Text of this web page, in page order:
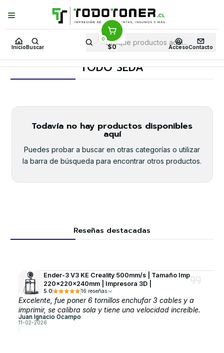
Inicio Buscar
0
$0 AccesoContacto
Puedes Elegir: Comprar enTienda· Despachoa Todo Chile · Retiro en
Tienda en24 Horas
Inicio Todo 3D FILAMENTOS PACK DE FILAMENTOS
TODO SEDA
TODO SEDA
Todavía no hay productos disponibles
aquí
Puedes probar a buscar en otras categorías o utilizar
la barra de búsqueda para encontrar otros productos.
Reseñas destacadas
Ender-3 V3 KE Creality 500mm/s | Tamaño Imp
220x220x240mm | Impresora 3D |
5.0 16 reseñas
Excelente, fue poner 6 tornillos enchufar 3 cables y a
imprimir, se calibra sola y tiene una velocidad increíble.
Juan Ignacio Ocampo
11-02-2026